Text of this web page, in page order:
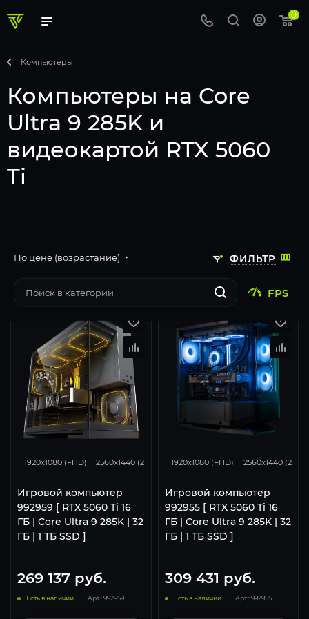
0
Компьютеры
Компьютеры на Core
Ultra 9 285K и
видеокартой RTX 5060
Ti
ФИЛЬТР
По цене (возрастание)
FPS
1920x1080 (FHD) 2560x1440 (2K) 3840x2160 (4K)
Игровой компьютер
992959 [ RTX 5060 Ti 16
ГБ | Core Ultra 9 285K | 32
ГБ | 1 ТБ SSD ]
269 137 руб.
Есть в наличии Арт.: 992959
1920x1080 (FHD) 2560x1440 (2K)
Игровой компьютер
992955 [ RTX 5060 Ti 16
ГБ | Core Ultra 9 285K | 32
ГБ | 1 ТБ SSD ]
309 431 руб.
Есть в наличии Арт.: 992955